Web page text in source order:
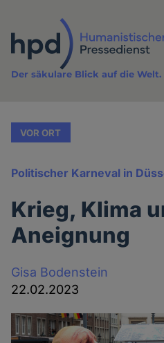
Inhalt
Der säkulare Blick auf die Welt.
VOR ORT
Politischer Karneval in
Krieg, Klima
Aneignung
Gisa Bodenstein
22.02.2023